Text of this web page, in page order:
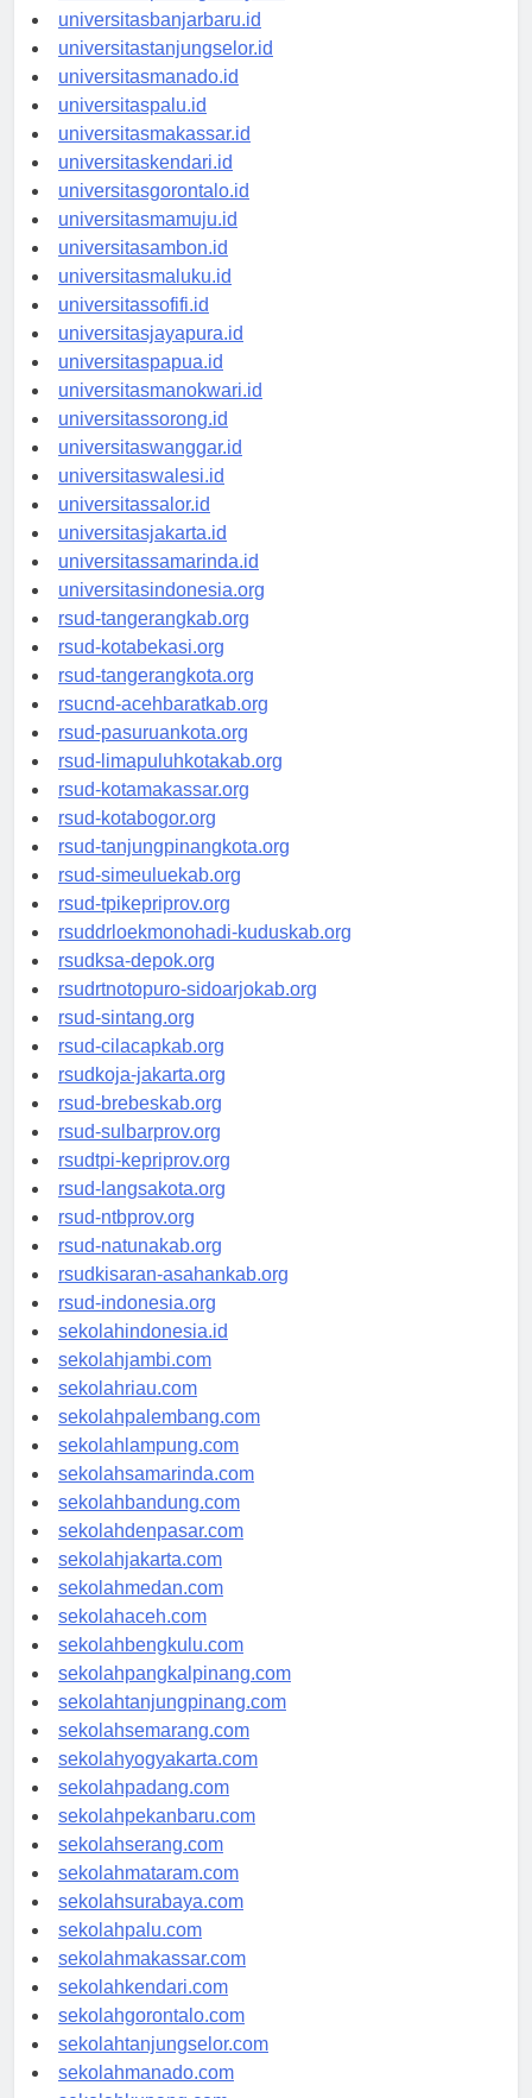
universitaspalangkaraya.id
universitasbanjarbaru.id
universitastanjungselor.id
universitasmanado.id
universitaspalu.id
universitasmakassar.id
universitaskendari.id
universitasgorontalo.id
universitasmamuju.id
universitasambon.id
universitasmaluku.id
universitassofifi.id
universitasjayapura.id
universitaspapua.id
universitasmanokwari.id
universitassorong.id
universitaswanggar.id
universitaswalesi.id
universitassalor.id
universitasjakarta.id
universitassamarinda.id
universitasindonesia.org
rsud-tangerangkab.org
rsud-kotabekasi.org
rsud-tangerangkota.org
rsucnd-acehbaratkab.org
rsud-pasuruankota.org
rsud-limapuluhkotakab.org
rsud-kotamakassar.org
rsud-kotabogor.org
rsud-tanjungpinangkota.org
rsud-simeuluekab.org
rsud-tpikepriprov.org
rsuddrloekmonohadi-kuduskab.org
rsudksa-depok.org
rsudrtnotopuro-sidoarjokab.org
rsud-sintang.org
rsud-cilacapkab.org
rsudkoja-jakarta.org
rsud-brebeskab.org
rsud-sulbarprov.org
rsudtpi-kepriprov.org
rsud-langsakota.org
rsud-ntbprov.org
rsud-natunakab.org
rsudkisaran-asahankab.org
rsud-indonesia.org
sekolahindonesia.id
sekolahjambi.com
sekolahriau.com
sekolahpalembang.com
sekolahlampung.com
sekolahsamarinda.com
sekolahbandung.com
sekolahdenpasar.com
sekolahjakarta.com
sekolahmedan.com
sekolahaceh.com
sekolahbengkulu.com
sekolahpangkalpinang.com
sekolahtanjungpinang.com
sekolahsemarang.com
sekolahyogyakarta.com
sekolahpadang.com
sekolahpekanbaru.com
sekolahserang.com
sekolahmataram.com
sekolahsurabaya.com
sekolahpalu.com
sekolahmakassar.com
sekolahkendari.com
sekolahgorontalo.com
sekolahtanjungselor.com
sekolahmanado.com